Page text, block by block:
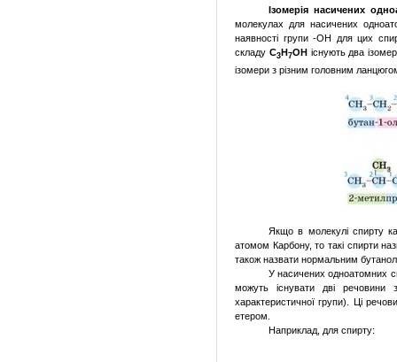
Ізомерія насичених
молекулах для насичених
наявності групи -ОН для цих
складу С3Н7ОН існують два
ізомери з різним головним
Якщо в молекулі спирту
атомом Карбону, то такі спирти
також назвати нормальним
У насичених одноатомних
можуть існувати дві речовини
характеристичної групи). Ці
етером.
Наприклад, для спирту: